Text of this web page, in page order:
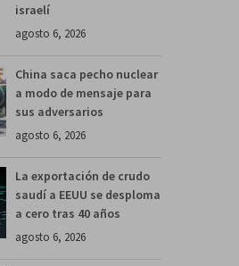
israelí
agosto 6, 2026
China saca pecho nuclear
a modo de mensaje para
sus adversarios
agosto 6, 2026
La exportación de crudo
saudí a EEUU se desploma
a cero tras 40 años
agosto 6, 2026